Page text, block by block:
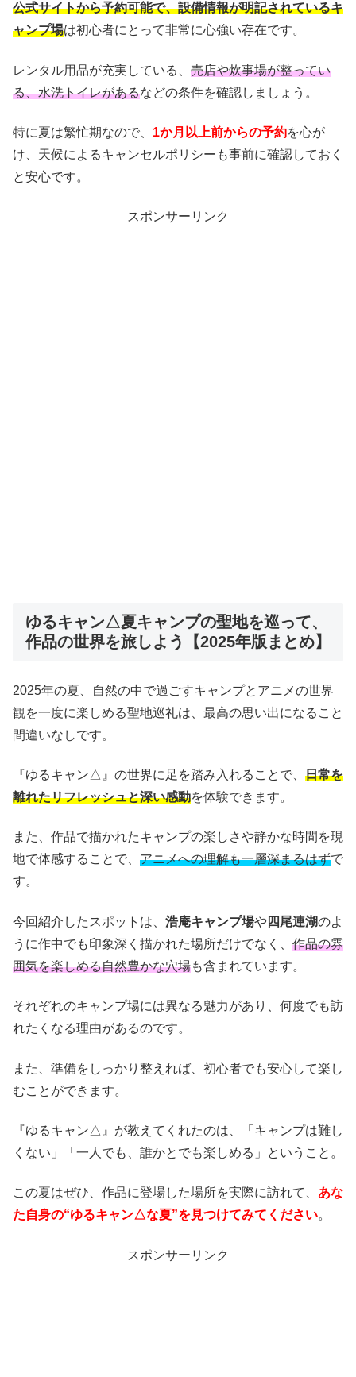
公式サイトから予約可能で、設備情報が明記されているキ
ャンプ場は初心者にとって非常に心強い存在です。
レンタル用品が充実している、 売店や炊事場が整ってい
る、水洗トイレがあるなどの条件を確認しましょう。
特に夏は繁忙期なので、 1か月以上前からの予約を心が
け、天候によるキャンセルポリシーも事前に確認しておく
と安心です。
スポンサーリンク
ゆるキャン△夏キャンプの聖地を巡って、
作品の世界を旅しよう【2025年版まとめ】
2025年の夏、自然の中で過ごすキャンプとアニメの世界
観を一度に楽しめる聖地巡礼は、最高の思い出になること
間違いなしです。
『ゆるキャン△』の世界に足を踏み入れることで、 日常を
離れたリフレッシュと深い感動を体験できます。
また、作品で描かれたキャンプの楽しさや静かな時間を現
地で体感することで、 アニメへの理解も一層深まるはずで
す。
今回紹介したスポットは、 浩庵キャンプ場や四尾連湖のよ
うに作中でも印象深く描かれた場所だけでなく、 作品の雰
囲気を楽しめる自然豊かな穴場も含まれています。
それぞれのキャンプ場には異なる魅力があり、何度でも訪
れたくなる理由があるのです。
また、準備をしっかり整えれば、初心者でも安心して楽し
むことができます。
『ゆるキャン△』が教えてくれたのは、「キャンプは難し
くない」「一人でも、誰かとでも楽しめる」ということ。
この夏はぜひ、作品に登場した場所を実際に訪れて、 あな
た自身の“ゆるキャン△な夏”を見つけてみてください。
スポンサーリンク